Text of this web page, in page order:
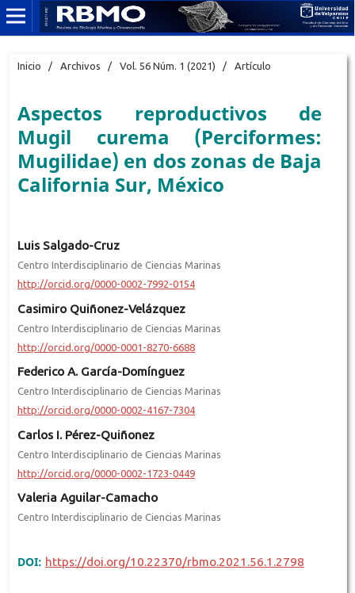
Inicio / Archivos / Vol. 56 Núm. 1 (2021) / Artículo
Aspectos reproductivos de
Mugil curema (Perciformes:
Mugilidae) en dos zonas de Baja
California Sur, México
Luis Salgado-Cruz
Centro Interdisciplinario de Ciencias Marinas
http://orcid.org/0000-0002-7992-0154
Casimiro Quiñonez-Velázquez
Centro Interdisciplinario de Ciencias Marinas
http://orcid.org/0000-0001-8270-6688
Federico A. García-Domínguez
Centro Interdisciplinario de Ciencias Marinas
http://orcid.org/0000-0002-4167-7304
Carlos I. Pérez-Quiñonez
Centro Interdisciplinario de Ciencias Marinas
http://orcid.org/0000-0002-1723-0449
Valeria Aguilar-Camacho
Centro Interdisciplinario de Ciencias Marinas
DOI: https://doi.org/10.22370/rbmo.2021.56.1.2798